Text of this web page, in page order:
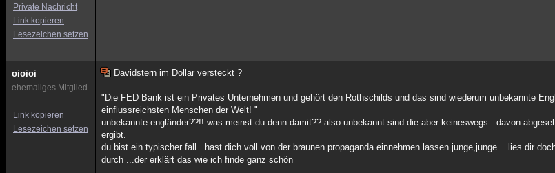
Private Nachricht
Link kopieren
Lesezeichen setzen
oioioi
ehemaliges Mitglied
Link kopieren
Lesezeichen setzen
Davidstern im Dollar versteckt ?
"Die FED Bank ist ein Privates Unternehmen und gehört den Rothschilds und das sind wiederum unbekannte
einflussreichsten Menschen der Welt! "
unbekannte engländer??!! was meinst du denn damit?? also unbekannt sind die aber keineswegs...davon
ergibt.
du bist ein typischer fall ..hast dich voll von der braunen propaganda einnehmen lassen junge,junge ...lies dir
durch ...der erklärt das wie ich finde ganz schön